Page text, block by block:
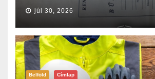
júl 30, 2026
Belföld Címlap